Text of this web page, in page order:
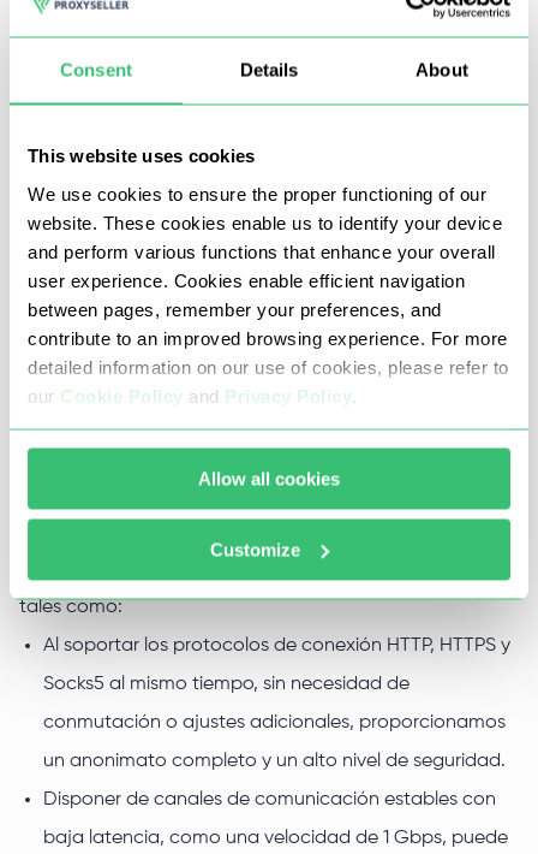
Consent Details About
This website uses cookies
We use cookies to ensure the proper functioning of our
website. These cookies enable us to identify your device
and perform various functions that enhance your overall
user experience. Cookies enable efficient navigation
between pages, remember your preferences, and
contribute to an improved browsing experience. For more
detailed information on our use of cookies, please refer to
our Cookie Policy and Privacy Policy
Allow all cookies
Customize
Beneficios de un proxy para Vinted
de Proxy-Seller
Vinted tiene políticas estrictas que si no se siguen
pueden resultar en una prohibición permanente. Para
comprar o intercambiar artículos de forma segura en la
plataforma, muchos usuarios experimentados utilizan
servidores proxy privados para conectarse a la tienda
online. Sin embargo, la mera compra de un servidor
a los competidores, también debe cumplir ciertos
requisitos técnicos. La empresa Proxy-Seller ofrece
tales como:
Al soportar los protocolos de conexión HTTP, HTTPS y
Socks5 al mismo tiempo, sin necesidad de
conmutación o ajustes adicionales, proporcionamos
un anonimato completo y un alto nivel de seguridad.
Disponer de canales de comunicación estables con
baja latencia, como una velocidad de 1 Gbps, puede